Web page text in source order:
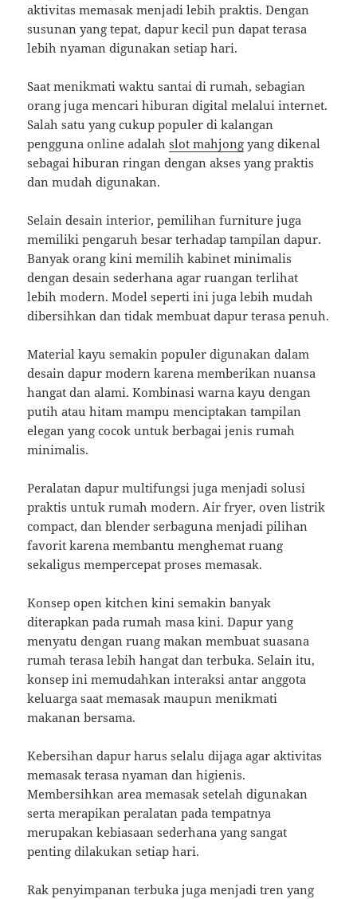
aktivitas memasak menjadi lebih praktis. Dengan
susunan yang tepat, dapur kecil pun dapat terasa
lebih nyaman digunakan setiap hari.
Saat menikmati waktu santai di rumah, sebagian
orang juga mencari hiburan digital melalui internet.
Salah satu yang cukup populer di kalangan
pengguna online adalahslot mahjong yang dikenal
sebagai hiburan ringan dengan akses yang praktis
dan mudah digunakan.
Selain desain interior, pemilihan furniture juga
memiliki pengaruh besar terhadap tampilan dapur.
Banyak orang kini memilih kabinet minimalis
dengan desain sederhana agar ruangan terlihat
lebih modern. Model seperti ini juga lebih mudah
dibersihkan dan tidak membuat dapur terasa penuh.
Material kayu semakin populer digunakan dalam
desain dapur modern karena memberikan nuansa
hangat dan alami. Kombinasi warna kayu dengan
putih atau hitam mampu menciptakan tampilan
elegan yang cocok untuk berbagai jenis rumah
minimalis.
Peralatan dapur multifungsi juga menjadi solusi
praktis untuk rumah modern. Air fryer, oven listrik
compact, dan blender serbaguna menjadi pilihan
favorit karena membantu menghemat ruang
sekaligus mempercepat proses memasak.
Konsep open kitchen kini semakin banyak
diterapkan pada rumah masa kini. Dapur yang
menyatu dengan ruang makan membuat suasana
rumah terasa lebih hangat dan terbuka. Selain itu,
konsep ini memudahkan interaksi antar anggota
keluarga saat memasak maupun menikmati
makanan bersama.
Kebersihan dapur harus selalu dijaga agar aktivitas
memasak terasa nyaman dan higienis.
Membersihkan area memasak setelah digunakan
serta merapikan peralatan pada tempatnya
merupakan kebiasaan sederhana yang sangat
penting dilakukan setiap hari.
Rak penyimpanan terbuka juga menjadi tren yang